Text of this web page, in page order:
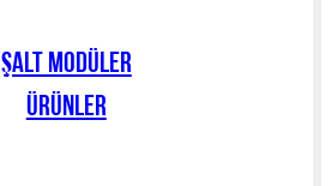
ŞALT MODÜLER
ÜRÜNLER